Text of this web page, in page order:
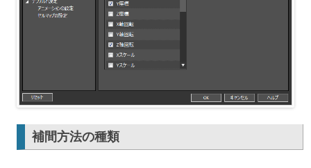
補間方法の種類